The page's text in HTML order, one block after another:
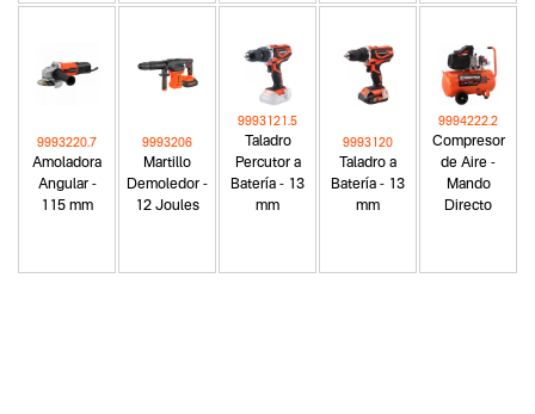
Amoladora
Angular -
115 mm
9993220.7
Martillo
Demoledor -
12 Joules
9993206
Taladro
Percutor a
Batería - 13
mm
9993121.5
Taladro a
Batería - 13
mm
9993120
Compresor
de Aire -
Mando
Directo
9994222.2